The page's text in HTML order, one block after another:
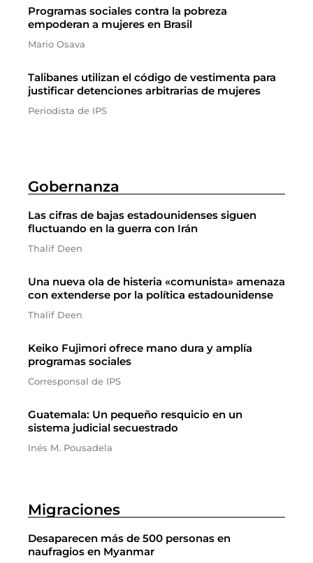
Programas sociales contra la pobreza
empoderan a mujeres en Brasil
Mario Osava
Talibanes utilizan el código de vestimenta para
justificar detenciones arbitrarias de mujeres
Periodista de IPS
Gobernanza
Las cifras de bajas estadounidenses siguen
fluctuando en la guerra con Irán
Thalif Deen
Una nueva ola de histeria «comunista» amenaza
con extenderse por la política estadounidense
Thalif Deen
Keiko Fujimori ofrece mano dura y amplía
programas sociales
Corresponsal de IPS
Guatemala: Un pequeño resquicio en un
sistema judicial secuestrado
Inés M. Pousadela
Migraciones
Desaparecen más de 500 personas en
naufragios en Myanmar